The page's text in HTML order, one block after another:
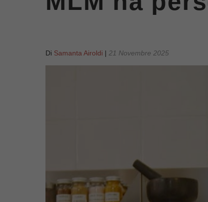
Di Samanta Airoldi | 21 Novembre 2025